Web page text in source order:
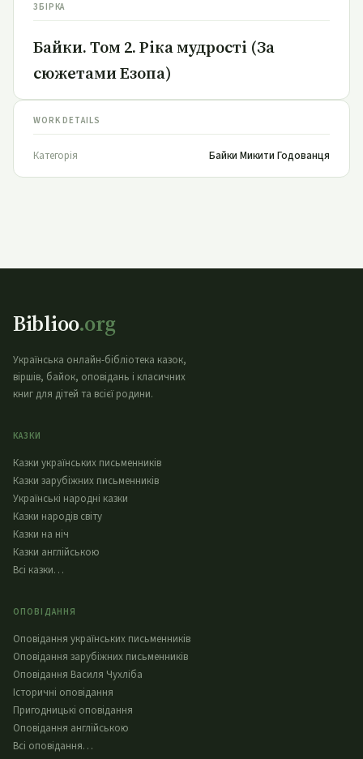
ЗБІРКА
Байки. Том 2. Ріка мудрості (За
сюжетами Езопа)
WORK DETAILS
Категорія Байки Микити Годованця
Biblioo.org
Українська онлайн-бібліотека казок,
віршів, байок, оповідань і класичних
книг для дітей та всієї родини.
КАЗКИ
Казки українських письменників
Казки зарубіжних письменників
Українські народні казки
Казки народів світу
Казки на ніч
Казки англійською
Всі казки…
ОПОВІДАННЯ
Оповідання українських письменників
Оповідання зарубіжних письменників
Оповідання Василя Чухліба
Історичні оповідання
Пригодницькі оповідання
Оповідання англійською
Всі оповідання…